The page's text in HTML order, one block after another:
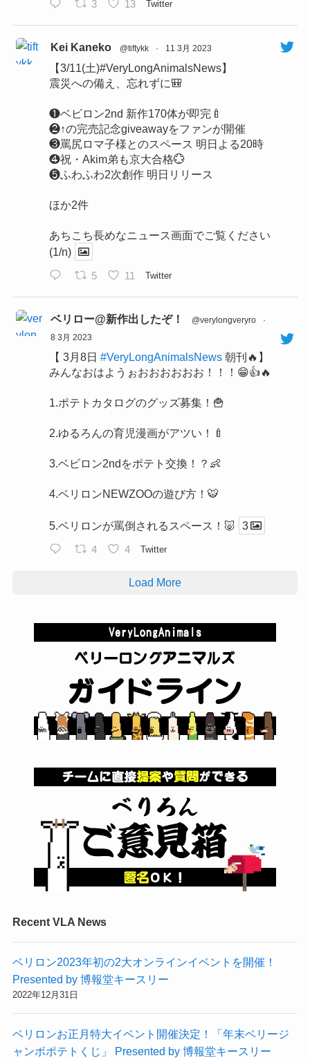
3 13 Twitter
Kei Kaneko @tiftykk · 11 3月 2023
【3/11(土)#VeryLongAnimalsNews】
震災への備え、忘れずに🎒
❶ベビロン2nd 新作170体が即完🍼
❷↑の完売記念giveawayをファンが開催
❸罵尻ロマ子様とのスペース 明日よる20時
❹祝・Akim弟も京大合格💮
❺ふわふわ2次創作 明日リリース
ほか2件
あちこち長めなニュース画面でご覧ください
(1/n)
5 11 Twitter
ベリロー@新作出したぞ！ @verylongveryro
·
8 3月 2023
【 3月8日 #VeryLongAnimalsNews朝刊🔥】
みんなおはようぉおおおおおお！！！😁👍🔥
1.ポテトカタログのグッズ募集！🍟
2.ゆるろんの育児漫画がアツい！🍼
3.ベビロン2ndをポテト交換！？👶
4.ベリロンNEWZOOの遊び方！🐯
5.ベリロンが罵倒されるスペース！🐷 3
4 4 Twitter
Load More
Recent VLA News
ベリロン2023年初の2大オンラインイベントを開催！
Presented by 博報堂キースリー
2022年12月31日
ベリロンお正月特大イベント開催決定！「年末ベリージ
ャンボポテトくじ」 Presented by 博報堂キースリー